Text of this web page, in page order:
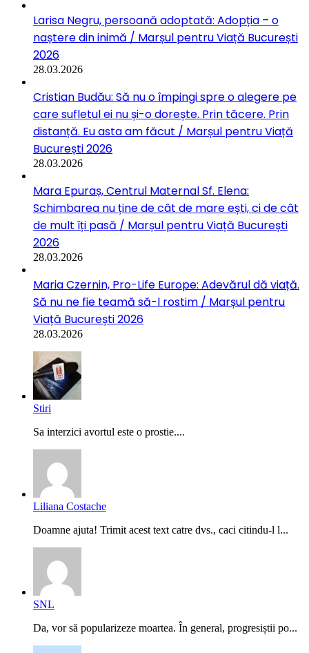
Larisa Negru, persoană adoptată: Adopția – o
naștere din inimă / Marșul pentru Viață București
2026
28.03.2026
Cristian Budău: Să nu o împingi spre o alegere pe
care sufletul ei nu și-o dorește. Prin tăcere. Prin
distanță. Eu asta am făcut / Marșul pentru Viață
București 2026
28.03.2026
Mara Epuraș, Centrul Maternal Sf. Elena:
Schimbarea nu ține de cât de mare ești, ci de cât
de mult îți pasă / Marșul pentru Viață București
2026
28.03.2026
Maria Czernin, Pro-Life Europe: Adevărul dă viață.
Să nu ne fie teamă să-l rostim / Marșul pentru
Viață București 2026
28.03.2026
Stiri
Sa interzici avortul este o prostie....
Liliana Costache
Doamne ajuta! Trimit acest text catre dvs., caci citindu-l l...
SNL
Da, vor să popularizeze moartea. În general, progresiștii po...